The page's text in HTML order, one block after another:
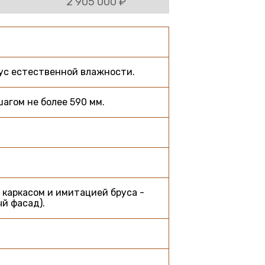
естественной влажности.
не более 590 мм.
и имитацией бруса -
фасад).